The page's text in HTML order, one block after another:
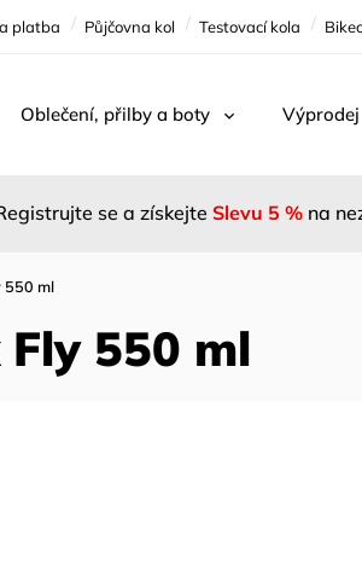
platba Půjčovna kol Testovací kola
Oblečení, přilby a boty Výprodej
se a získejte Slevu 5 % na
550 ml
550 ml